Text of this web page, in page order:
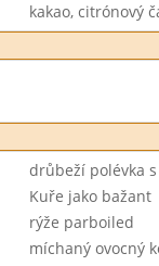
kakao, citrónový
drůbeží polévka
Kuře jako bažant
rýže parboiled
míchaný ovocný